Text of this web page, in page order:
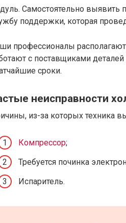
Самостоятельно выявить
поддержки, которая
профессионалы
с поставщиками
сроки.
неисправности
из-за которых техника
Компрессор;
Требуется починка
Испаритель.